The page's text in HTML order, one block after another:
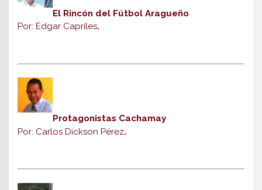
El Rincón del Fútbol Aragueño
Por: Edgar Capriles.
Protagonistas Cachamay
Por: Carlos Dickson Pérez.